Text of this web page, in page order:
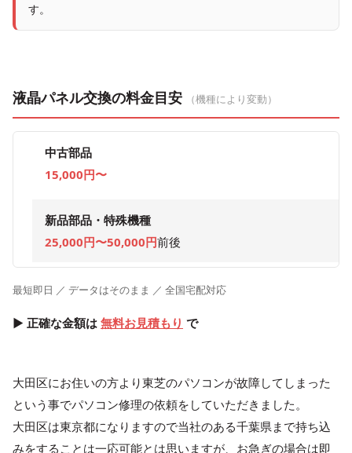
す。
液晶パネル交換の料金目安 （機種により変動）
中古部品
15,000円〜
新品部品・特殊機種
25,000円〜50,000円前後
最短即日 ／ データはそのまま ／ 全国宅配対応
▶ 正確な金額は 無料お見積もり で
大田区にお住いの方より東芝のパソコンが故障してしまった
という事でパソコン修理の依頼をしていただきました。
大田区は東京都になりますので当社のある千葉県まで持ち込
みをすることは一応可能とは思いますが、お急ぎの場合は即